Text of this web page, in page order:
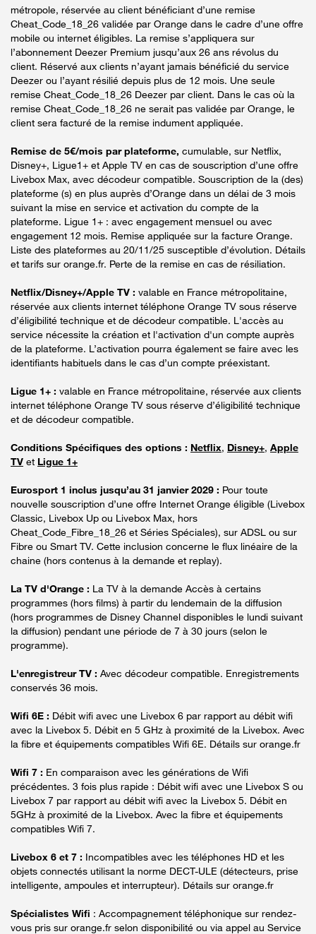
métropole, réservée au client bénéficiant d’une remise
Cheat_Code_18_26 validée par Orange dans le cadre d’une offre
mobile ou internet éligibles. La remise s’appliquera sur
l’abonnement Deezer Premium jusqu’aux 26 ans révolus du
client. Réservé aux clients n’ayant jamais bénéficié du service
Deezer ou l’ayant résilié depuis plus de 12 mois. Une seule
remise Cheat_Code_18_26 Deezer par client. Dans le cas où la
remise Cheat_Code_18_26 ne serait pas validée par Orange, le
client sera facturé de la remise indument appliquée.
Remise de 5€/mois par plateforme, cumulable, sur Netflix,
Disney+, Ligue1+ et Apple TV en cas de souscription d’une offre
Livebox Max, avec décodeur compatible. Souscription de la (des)
plateforme (s) en plus auprès d’Orange dans un délai de 3 mois
suivant la mise en service et activation du compte de la
plateforme. Ligue 1+ : avec engagement mensuel ou avec
engagement 12 mois. Remise appliquée sur la facture Orange.
Liste des plateformes au 20/11/25 susceptible d’évolution. Détails
et tarifs sur orange.fr. Perte de la remise en cas de résiliation.
Netflix/Disney+/Apple TV : valable en France métropolitaine,
réservée aux clients internet téléphone Orange TV sous réserve
d’éligibilité technique et de décodeur compatible. L'accès au
service nécessite la création et l'activation d'un compte auprès
de la plateforme. L’activation pourra également se faire avec les
identifiants habituels dans le cas d’un compte préexistant.
Ligue 1+ : valable en France métropolitaine, réservée aux clients
internet téléphone Orange TV sous réserve d’éligibilité technique
et de décodeur compatible.
Conditions Spécifiques des options : Netflix, Disney+, Apple
TV et Ligue 1+
Eurosport 1 inclus jusqu’au 31 janvier 2029 : Pour toute
nouvelle souscription d’une offre Internet Orange éligible (Livebox
Classic, Livebox Up ou Livebox Max, hors
Cheat_Code_Fibre_18_26 et Séries Spéciales), sur ADSL ou sur
Fibre ou Smart TV. Cette inclusion concerne le flux linéaire de la
chaine (hors contenus à la demande et replay).
La TV d'Orange : La TV à la demande Accès à certains
programmes (hors films) à partir du lendemain de la diffusion
(hors programmes de Disney Channel disponibles le lundi suivant
la diffusion) pendant une période de 7 à 30 jours (selon le
programme).
L'enregistreur TV : Avec décodeur compatible. Enregistrements
conservés 36 mois.
Wifi 6E : Débit wifi avec une Livebox 6 par rapport au débit wifi
avec la Livebox 5. Débit en 5 GHz à proximité de la Livebox. Avec
la fibre et équipements compatibles Wifi 6E. Détails sur orange.fr
Wifi 7 : En comparaison avec les générations de Wifi
précédentes. 3 fois plus rapide : Débit wifi avec une Livebox S ou
Livebox 7 par rapport au débit wifi avec la Livebox 5. Débit en
5GHz à proximité de la Livebox. Avec la fibre et équipements
compatibles Wifi 7.
Livebox 6 et 7 : Incompatibles avec les téléphones HD et les
objets connectés utilisant la norme DECT-ULE (détecteurs, prise
intelligente, ampoules et interrupteur). Détails sur orange.fr
Spécialistes Wifi : Accompagnement téléphonique sur rendez-
vous pris sur orange.fr selon disponibilité ou via appel au Service